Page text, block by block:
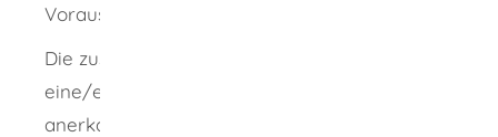
Voraussetzungen erfüllen.
Die zuständige Baurechtsbehörde kann
eine/einen in einem anderen Bundesland
anerkannte/anerkannten Prüfingenieurin